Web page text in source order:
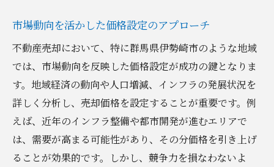
市場動向を活かした価格設定のアプローチ
不動産売却において、特に群馬県伊勢崎市のような地域
では、市場動向を反映した価格設定が成功の鍵となりま
す。地域経済の動向や人口増減、インフラの発展状況を
詳しく分析し、売却価格を設定することが重要です。例
えば、近年のインフラ整備や都市開発が進むエリアで
は、需要が高まる可能性があり、その分価格を引き上げ
ることが効果的です。しかし、競争力を損なわないよ